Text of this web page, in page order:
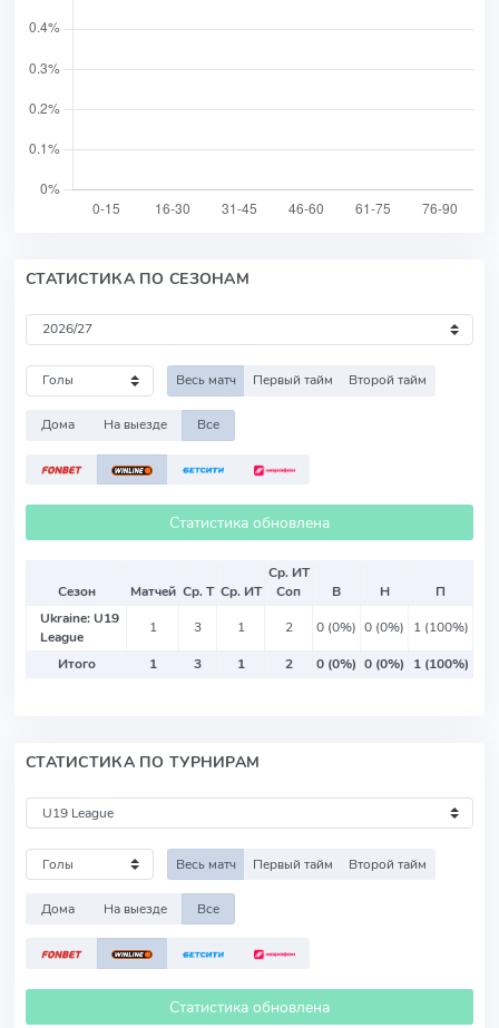
СТАТИСТИКА ПО СЕЗОНАМ
Весь матч Первый тайм Второй тайм
Дома На выезде Все
Статистика обновлена
Сезон Матчей Ср. Т Ср. ИТ
Ср. ИТ
Соп
В Н
П
Ukraine: U19
League
1 3 1 2 0 (0%) 0 (0%) 1 (100%)
Итого 1 3 1 2 0 (0%) 0 (0%) 1 (100%)
СТАТИСТИКА ПО ТУРНИРАМ
Весь матч Первый тайм Второй тайм
Дома На выезде Все
Статистика обновлена